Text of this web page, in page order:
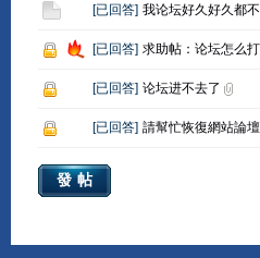
[已回答] 我论坛好久好久都
[已回答] 求助帖：论坛怎么
[已回答] 论坛进不去了
[已回答] 請幫忙恢復網站論壇
發帖